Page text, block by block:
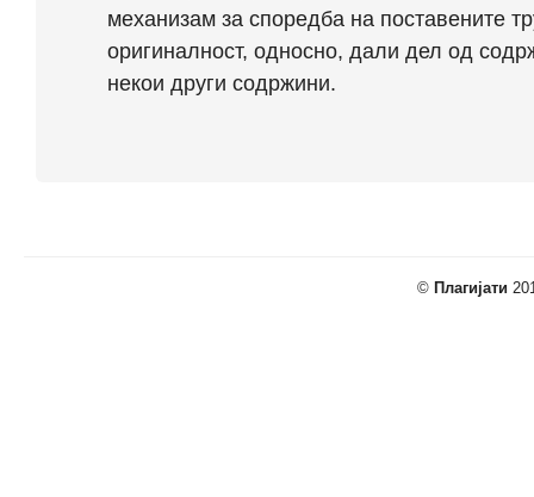
механизам за споредба на поставените
оригиналност, односно, дали дел од
некои други содржини.
© Плагијати